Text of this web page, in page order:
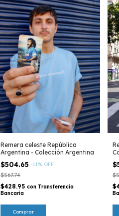
Remera celeste República
Argentina - Colección Argentina
$504.65 -11% OFF
$567.74
$428.95 con Transferencia
Bancaria
Comprar